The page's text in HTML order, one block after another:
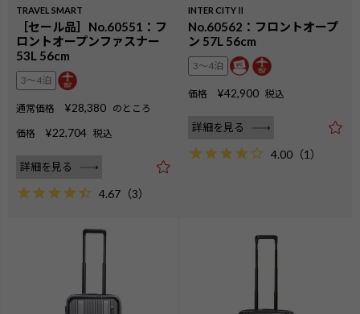
TRAVEL SMART
［セール品］No.60551：フ
ロントオープンファスナー
53L 56cm
3〜4泊
通常価格 ¥28,380 のところ
価格 ¥22,704 税込
詳細を見る
4.67 （3）
INTER CITYⅡ
No.60562：フロントオープ
ン 57L 56cm
3〜4泊
価格 ¥42,900 税込
詳細を見る
4.00 （1）